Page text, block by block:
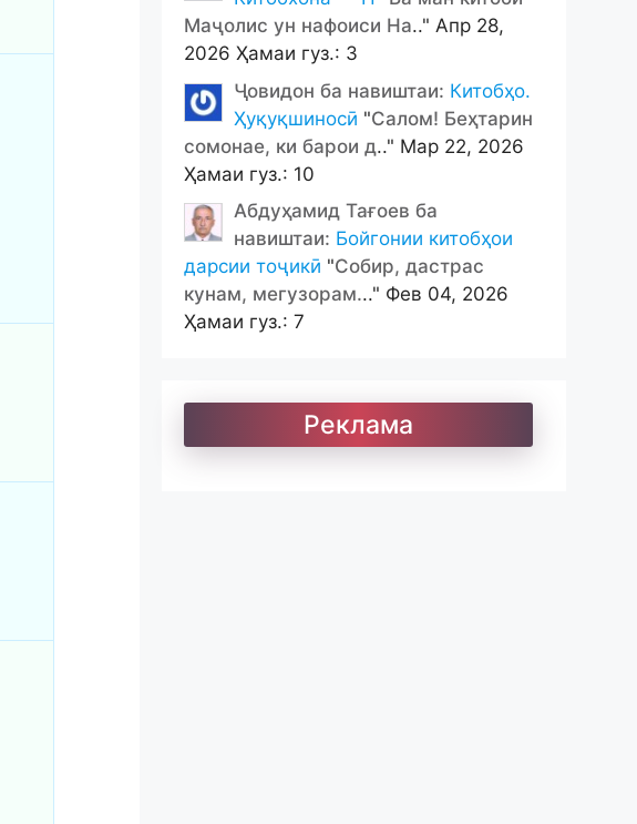
Маҷолис ун нафоиси На.." Апр 28,
2026 Ҳамаи гуз.: 3
Ҷовидон ба навиштаи: Китобҳо.
Ҳуқуқшиносӣ "Салом! Беҳтарин
сомонае, ки барои д.." Мар 22, 2026
Ҳамаи гуз.: 10
Абдуҳамид Тағоев ба
навиштаи: Бойгонии китобҳои
дарсии тоҷикӣ "Собир, дастрас
кунам, мегузорам..." Фев 04, 2026
Ҳамаи гуз.: 7
Реклама